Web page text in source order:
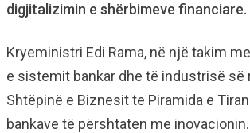
digjitalizimin e shërbimeve financiare.
Kryeministri Edi Rama, në një takim
e sistemit bankar dhe të industrisë së
Shtëpinë e Biznesit te Piramida e
bankave të përshtaten me